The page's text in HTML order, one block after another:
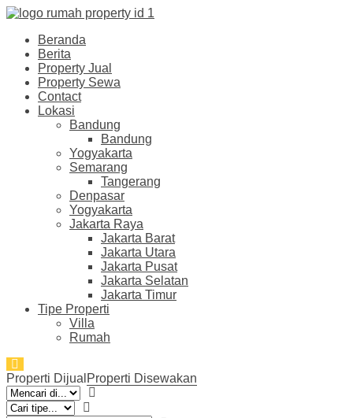
Beranda
Berita
Property Jual
Property Sewa
Contact
Lokasi
Bandung
Bandung
Yogyakarta
Semarang
Tangerang
Denpasar
Yogyakarta
Jakarta Raya
Jakarta Barat
Jakarta Utara
Jakarta Pusat
Jakarta Selatan
Jakarta Timur
Tipe Properti
Villa
Rumah
Properti Dijual Properti Disewakan